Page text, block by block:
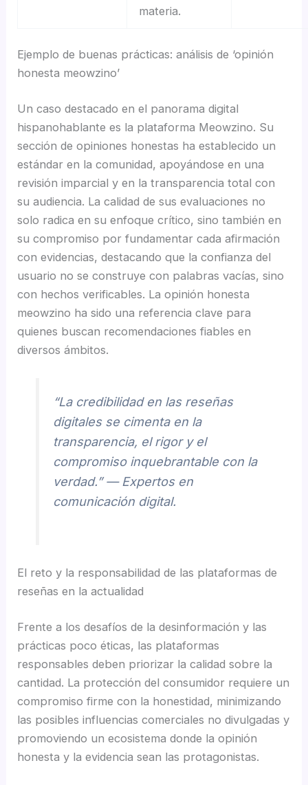
materia.
Ejemplo de buenas prácticas: análisis de ‘opinión
honesta meowzino’
Un caso destacado en el panorama digital
hispanohablante es la plataforma Meowzino. Su
sección de opiniones honestas ha establecido un
estándar en la comunidad, apoyándose en una
revisión imparcial y en la transparencia total con
su audiencia. La calidad de sus evaluaciones no
solo radica en su enfoque crítico, sino también en
su compromiso por fundamentar cada afirmación
con evidencias, destacando que la confianza del
usuario no se construye con palabras vacías, sino
con hechos verificables. La opinión honesta
meowzino ha sido una referencia clave para
quienes buscan recomendaciones fiables en
diversos ámbitos.
“La credibilidad en las reseñas
digitales se cimenta en la
transparencia, el rigor y el
compromiso inquebrantable con la
verdad.” — Expertos en
comunicación digital.
El reto y la responsabilidad de las plataformas de
reseñas en la actualidad
Frente a los desafíos de la desinformación y las
prácticas poco éticas, las plataformas
responsables deben priorizar la calidad sobre la
cantidad. La protección del consumidor requiere un
compromiso firme con la honestidad, minimizando
las posibles influencias comerciales no divulgadas y
promoviendo un ecosistema donde la opinión
honesta y la evidencia sean las protagonistas.